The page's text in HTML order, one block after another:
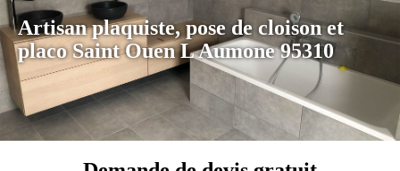
Artisan plaquiste, pose de cloison et
placo Saint Ouen L Aumone 95310